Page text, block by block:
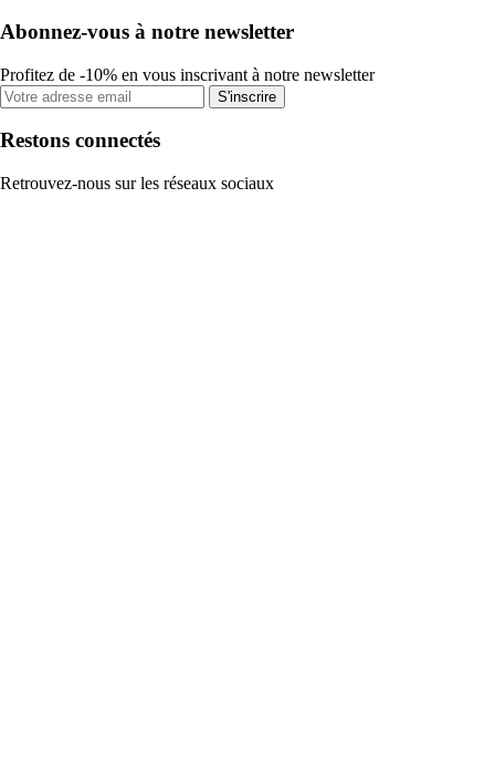
Abonnez-vous à notre newsletter
Profitez de -10% en vous inscrivant à notre newsletter
S'inscrire
Restons connectés
Retrouvez-nous sur les réseaux sociaux